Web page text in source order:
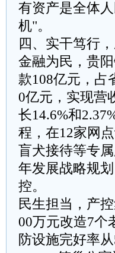
有资产是全体
机"。
四、实干笃行
金融为民，贵
款108亿元，占
0亿元，实现营
长14.6%和
程，在12家网
盲犬接待等专
年发展战略规
控。
民生担当，产
00万元改造7个
防设施完好率